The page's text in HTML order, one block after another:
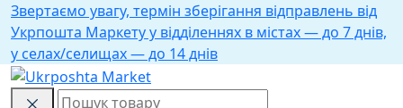
Звертаємо увагу, термін зберігання відправлень від
Укрпошта Маркету у відділеннях в містах — до 7 днів,
у селах/селищах — до 14 днів